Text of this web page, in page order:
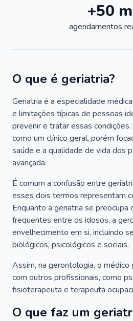
+50
agendamentos
O que é geriatria?
Geriatria é a especialidade
e limitações típicas de pessoas
prevenir e tratar essas
como um clínico geral, porém
saúde e a qualidade de vida dos
avançada.
É comum a confusão entre
esses dois termos representam
Enquanto a geriatria se preocupa
frequentes entre os idosos, a
envelhecimento em si, incluindo
biológicos, psicológicos e sociais.
Assim, na gerontologia, o
com outros profissionais, como
fisioterapeuta e terapeuta
O que faz um